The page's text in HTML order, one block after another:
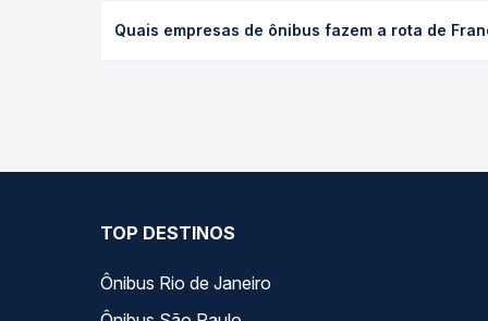
poltrona e a antecedência da compra. Na Quero
Quais empresas de ônibus fazem a rota de
TOP DESTINOS
Ônibus Rio de Janeiro